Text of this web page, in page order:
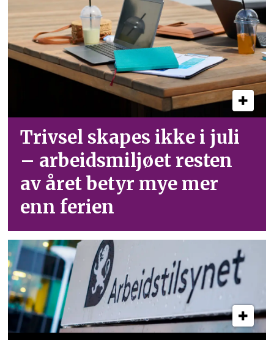
Trivsel skapes ikke i juli
– arbeid­smiljøet resten
av året betyr mye mer
enn ferien